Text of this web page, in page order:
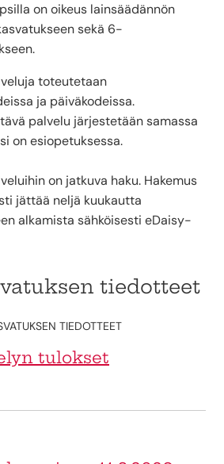
on oikeus lainsäädännön
sekä 6-
toteutetaan
ja päiväkodeissa.
palvelu järjestetään samassa
on esiopetuksessa.
on jatkuva haku. Hakemus
jättää neljä kuukautta
alkamista sähköisesti eDaisy-
tiedotteet
TIEDOTTEET
tulokset